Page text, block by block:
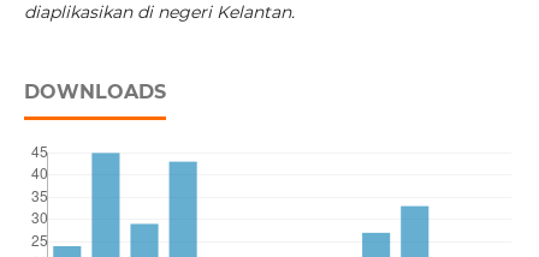
diaplikasikan di negeri Kelantan.
DOWNLOADS